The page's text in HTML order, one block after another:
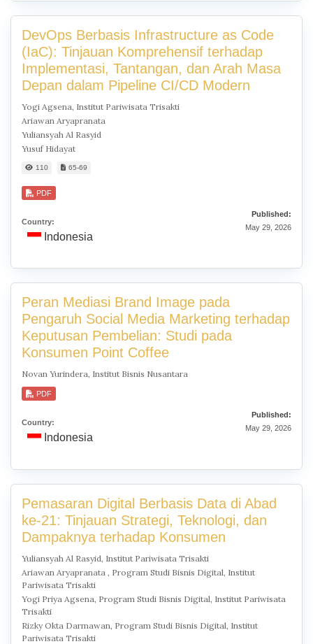
DevOps Berbasis Infrastructure as Code
(IaC): Tinjauan Komprehensif terhadap
Implementasi, Tantangan, dan Arah Masa
Depan dalam Pipeline CI/CD Modern
Yogi Agsena, Institut Pariwisata Trisakti
Ariawan Aryapranata
Yuliansyah Al Rasyid
Yusuf Hidayat
110 65-69
PDF
Country:
Indonesia
Published:
May 29, 2026
Peran Mediasi Brand Image pada
Pengaruh Social Media Marketing terhadap
Keputusan Pembelian: Studi pada
Konsumen Point Coffee
Novan Yurindera, Institut Bisnis Nusantara
PDF
Country:
Indonesia
Published:
May 29, 2026
Pemasaran Digital Berbasis Data di Abad
ke-21: Tinjauan Strategi, Teknologi, dan
Dampaknya terhadap Konsumen
Yuliansyah Al Rasyid, Institut Pariwisata Trisakti
Ariawan Aryapranata , Program Studi Bisnis Digital, Institut
Pariwisata Trisakti
Yogi Priya Agsena, Program Studi Bisnis Digital, Institut Pariwisata
Trisakti
Rizky Okta Darmawan, Program Studi Bisnis Digital, Institut
Pariwisata Trisakti